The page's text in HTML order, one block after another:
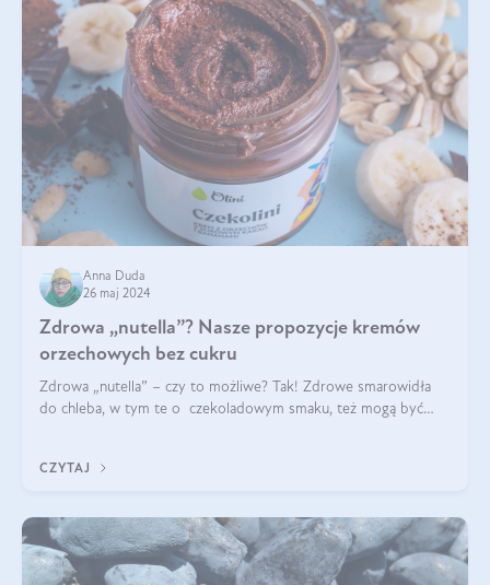
Anna Duda
26 maj 2024
Zdrowa „nutella”? Nasze propozycje kremów
orzechowych bez cukru
Zdrowa „nutella” – czy to możliwe? Tak! Zdrowe smarowidła
do chleba, w tym te o czekoladowym smaku, też mogą być
CZYTAJ